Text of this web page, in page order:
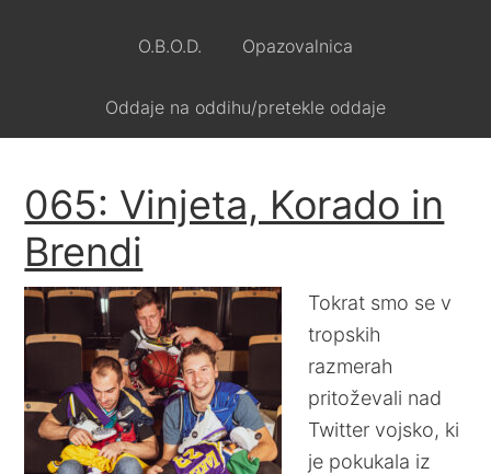
O.B.O.D. Opazovalnica
Oddaje na oddihu/pretekle oddaje
065: Vinjeta, Korado in
Brendi
Tokrat smo se v
tropskih
razmerah
pritoževali nad
Twitter vojsko, ki
je pokukala iz